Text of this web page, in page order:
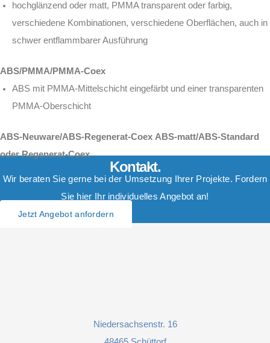
hochglänzend oder matt, PMMA transparent oder farbig,
verschiedene Kombinationen, verschiedene Oberflächen, auch in
schwer entflammbarer Ausführung
ABS/PMMA/PMMA-Coex
ABS mit PMMA-Mittelschicht eingefärbt und einer transparenten
PMMA-Oberschicht
ABS-Neuware/ABS-Regenerat-Coex ABS-matt/ABS-Standard
oder Regenerat-Coex
Kontakt.
Wir beraten Sie gerne bei der Umsetzung Ihrer Projekte. Fordern
Sie hier Ihr individuelles Angebot an!
Jetzt Angebot anfordern
Niedersachsenstr. 16